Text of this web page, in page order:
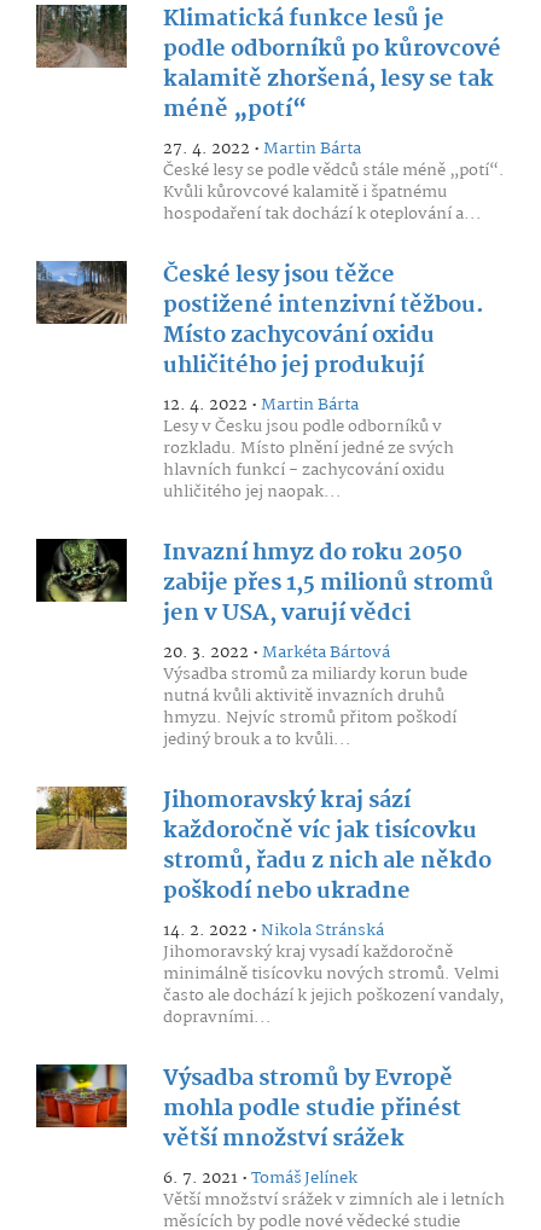
Klimatická funkce lesů je
podle odborníků po kůrovcové
kalamitě zhoršená, lesy se tak
méně „potí“
27. 4. 2022 •Martin Bárta
České lesy se podle vědců stále méně „potí“.
Kvůli kůrovcové kalamitě i špatnému
hospodaření tak dochází k oteplování a...
České lesy jsou těžce
postižené intenzivní těžbou.
Místo zachycování oxidu
uhličitého jej produkují
12. 4. 2022 •Martin Bárta
Lesy v Česku jsou podle odborníků v
rozkladu. Místo plnění jedné ze svých
hlavních funkcí - zachycování oxidu
uhličitého jej naopak...
Invazní hmyz do roku 2050
zabije přes 1,5 milionů stromů
jen v USA, varují vědci
20. 3. 2022 •Markéta Bártová
Výsadba stromů za miliardy korun bude
nutná kvůli aktivitě invazních druhů
hmyzu. Nejvíc stromů přitom poškodí
jediný brouk a to kvůli...
Jihomoravský kraj sází
každoročně víc jak tisícovku
stromů, řadu z nich ale někdo
poškodí nebo ukradne
14. 2. 2022 •Nikola Stránská
Jihomoravský kraj vysadí každoročně
minimálně tisícovku nových stromů. Velmi
často ale dochází k jejich poškození vandaly,
dopravními...
Výsadba stromů by Evropě
mohla podle studie přinést
větší množství srážek
6. 7. 2021 •Tomáš Jelínek
Větší množství srážek v zimních ale i letních
měsících by podle nové vědecké studie